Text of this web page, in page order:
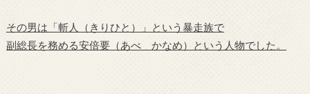
その男は「斬人（きりひと）」という暴走族で
副総長を務める安倍要（あべ かなめ）という人物でした。